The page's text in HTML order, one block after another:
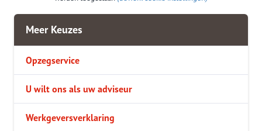
Meer Keuzes
Opzegservice
U wilt ons als uw adviseur
Werkgeversverklaring